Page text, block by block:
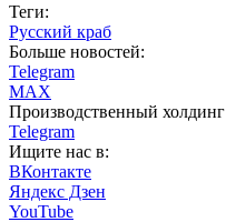
Теги:
Русский краб
Больше новостей:
Telegram
MAX
Производственный
Telegram
Ищите нас в:
ВКонтакте
Яндекс Дзен
YouTube